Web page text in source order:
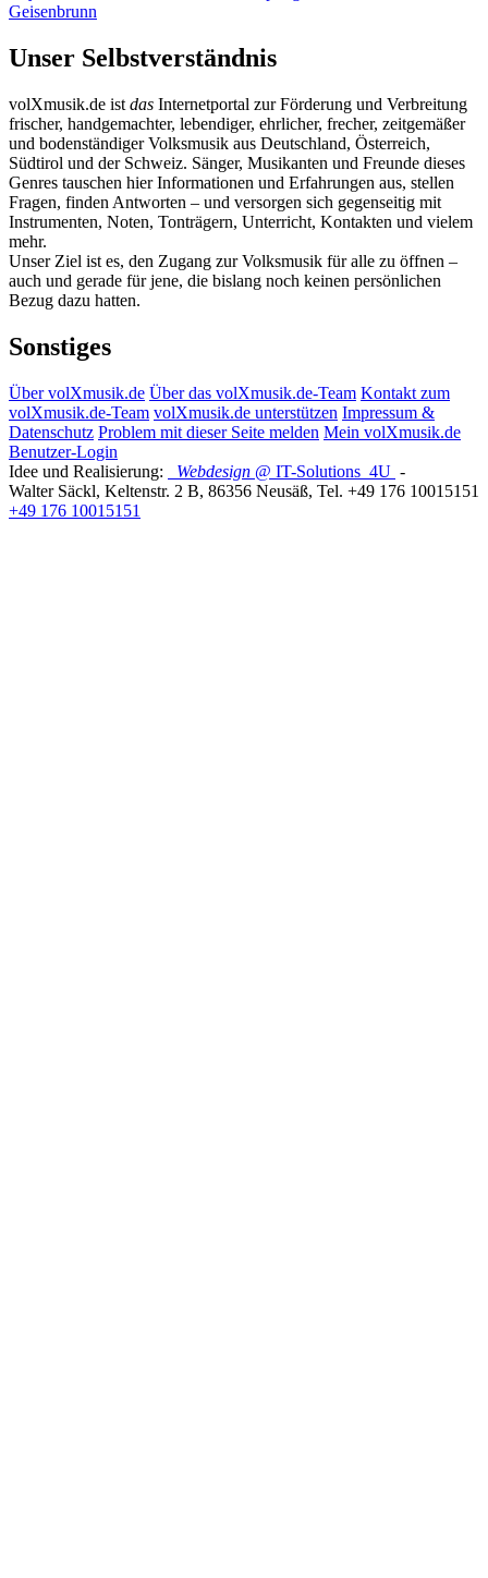
Geisenbrunn
Unser Selbstverständnis
volXmusik.de ist das Internetportal zur Förderung und Verbreitung
frischer, handgemachter, lebendiger, ehrlicher, frecher, zeitgemäßer
und bodenständiger Volksmusik aus Deutschland, Österreich,
Südtirol und der Schweiz. Sänger, Musikanten und Freunde dieses
Genres tauschen hier Informationen und Erfahrungen aus, stellen
Fragen, finden Antworten – und versorgen sich gegenseitig mit
Instrumenten, Noten, Tonträgern, Unterricht, Kontakten und vielem
mehr.
Unser Ziel ist es, den Zugang zur Volksmusik für alle zu öffnen –
auch und gerade für jene, die bislang noch keinen persönlichen
Bezug dazu hatten.
Sonstiges
Über volXmusik.de Über das volXmusik.de-Team Kontakt zum
volXmusik.de-Team volXmusik.de unterstützen Impressum &
Datenschutz Problem mit dieser Seite melden Mein volXmusik.de
Benutzer-Login
Idee und Realisierung:
Webdesign @ IT-Solutions 4U -
Walter Säckl, Keltenstr. 2 B, 86356 Neusäß, Tel. +49 176 10015151
+49 176 10015151